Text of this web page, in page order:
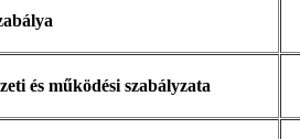
és működési szabályzata